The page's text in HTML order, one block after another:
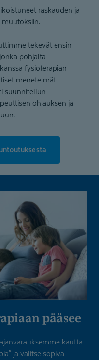
raskauden ja
tekevät ensin
pohjalta
fysioterapian
menetelmät.
suunnitellun
ohjauksen ja
pääsee
kautta.
ja valitse sopiva